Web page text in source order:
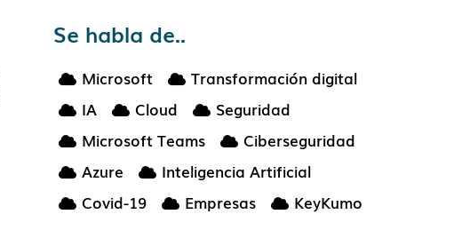
Se habla de..
Microsoft
Transformación digital
IA
Cloud
Seguridad
Microsoft Teams
Ciberseguridad
Azure
Inteligencia Artificial
Covid-19
Empresas KeyKumo